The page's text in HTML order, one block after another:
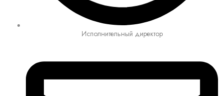
Исполнительный директор